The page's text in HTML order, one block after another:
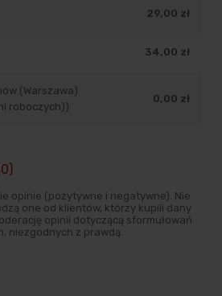
29,00 zł
34,00 zł
(Warszawa)
roboczych))
0,00 zł
opinie (pozytywne i negatywne). Nie
one od klientów, którzy kupili dany
opinii dotyczącą sformułowań
niezgodnych z prawdą.